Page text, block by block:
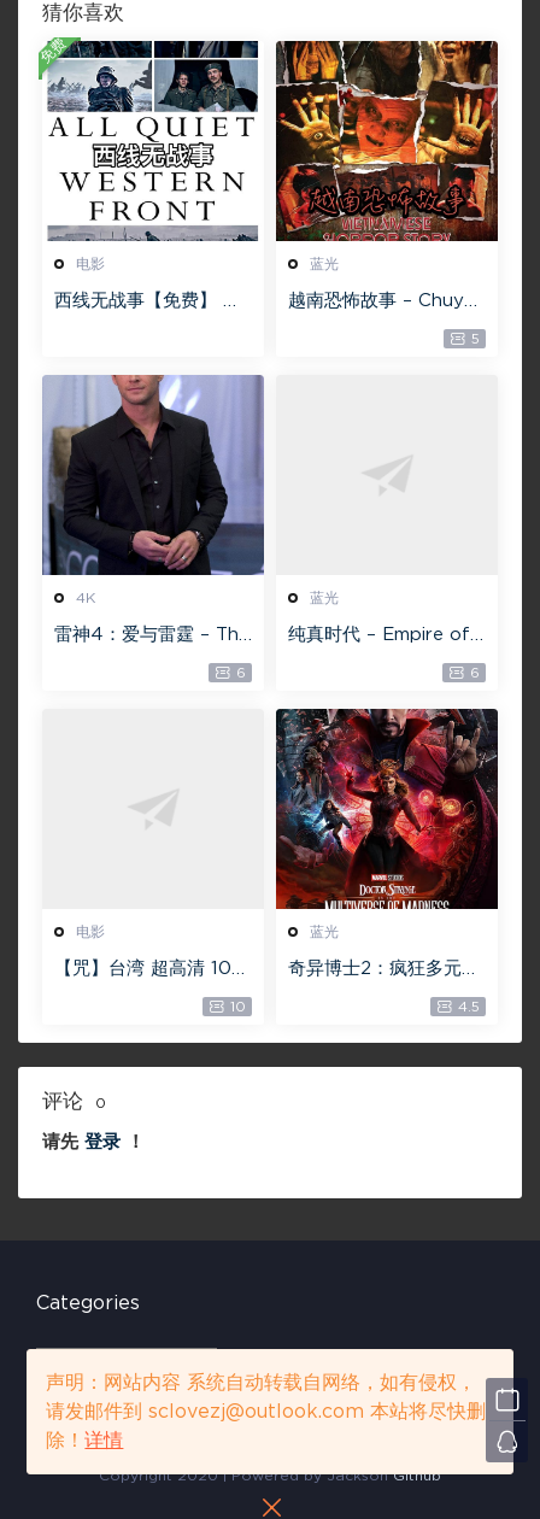
猜你喜欢
电影
西线无战事【免费】 W
t on the Western Fro
nt 5.6GB
免费
蓝光
越南恐怖故事 – Chuyện
][22GB][1080P][115网
5
4K
雷神4：爱与雷霆 – Tho
20.4GB [115网盘下载]
6
蓝光
纯真时代 – Empire of
GB ISO【115网盘专用
下载】
6
电影
【咒】台湾 超高清 108
网目前最清晰版本】
10
蓝光
奇异博士2：疯狂多元宇
Doctor Strange in th
e Multiverse of Madn
ess 60GB
4.5
评论 0
请先 登录 ！
Categories
声明：网站内容 系统自动转载自网络，如有侵权，请发邮件到 sclovezj
Copyright 2020 | Powered by JacksonGithub
声明：网站内容 系统自动转载自网络，如有侵权，
请发邮件到 sclovezj@outlook.com 本站将尽快删
除！详情